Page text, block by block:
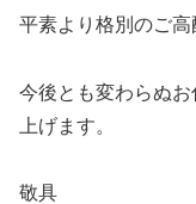
平素より格別のご高
今後とも変わらぬ
上げます。
敬具